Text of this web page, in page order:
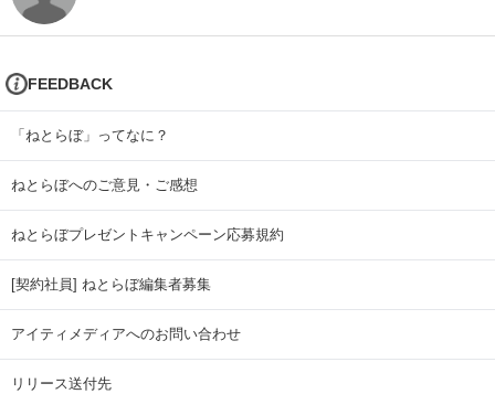
FEEDBACK
「ねとらぼ」ってなに？
ねとらぼへのご意見・ご感想
ねとらぼプレゼントキャンペーン応募規約
[契約社員] ねとらぼ編集者募集
アイティメディアへのお問い合わせ
リリース送付先